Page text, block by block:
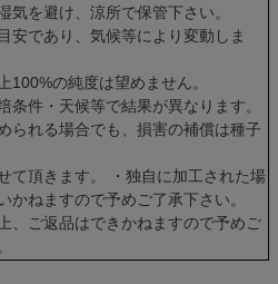
気を避け、涼所で保管下さい。
安であり、気候等により変動しま
100%の純度は望めません。
条件・天候等で結果が異なります。
られる場合でも、損害の補償は種子
て頂きます。 ・独自に加工された場
かねますので予めご了承下さい。
、ご返品はできかねますので予めご